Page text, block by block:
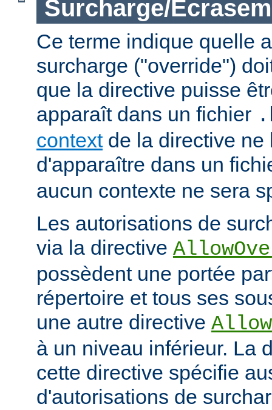
Surcharge/
Ce terme indique quelle
surcharge ("override")
que la directive puisse
apparaît dans un fichier
contextde la directive ne
d'apparaître dans un
aucun contexte ne sera
Les autorisations de
via la directive
possèdent une portée
répertoire et tous ses
une autre directive
à un niveau inférieur. La
cette directive spécifie
d'autorisations de